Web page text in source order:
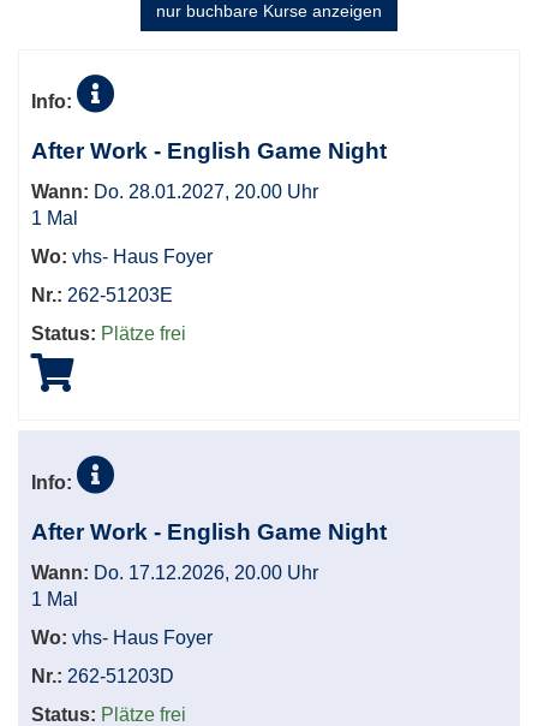
nur buchbare Kurse anzeigen
Tabellenüberschriften
können
sortiert
Info:
After Work - English Game Night
Wann: Do. 28.01.2027, 20.00 Uhr
1 Mal
Wo: vhs- Haus Foyer
Nr.: 262-51203E
Status: Plätze frei
Info:
After Work - English Game Night
Wann: Do. 17.12.2026, 20.00 Uhr
1 Mal
Wo: vhs- Haus Foyer
Nr.: 262-51203D
Status: Plätze frei